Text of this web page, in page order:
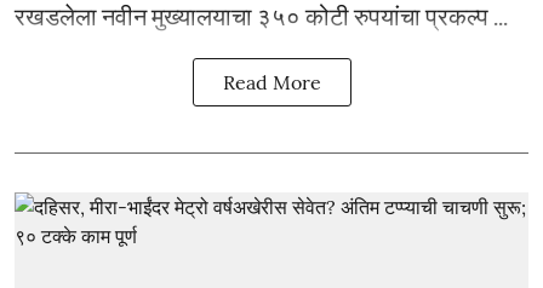
रखडलेला नवीन मुख्यालयाचा ३५० कोटी रुपयांचा प्रकल्प ...
Read More